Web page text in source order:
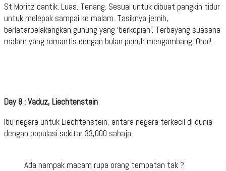
St Moritz cantik. Luas. Tenang. Sesuai untuk dibuat pangkin tidur
untuk melepak sampai ke malam. Tasiknya jernih,
berlatarbelakangkan gunung yang ‘berkopiah’. Terbayang suasana
malam yang romantis dengan bulan penuh mengambang. Ohoi!
Day 8 : Vaduz, Liechtenstein
Ibu negara untuk Liechtenstein, antara negara terkecil di dunia
dengan populasi sekitar 33,000 sahaja.
Ada nampak macam rupa orang tempatan tak ?